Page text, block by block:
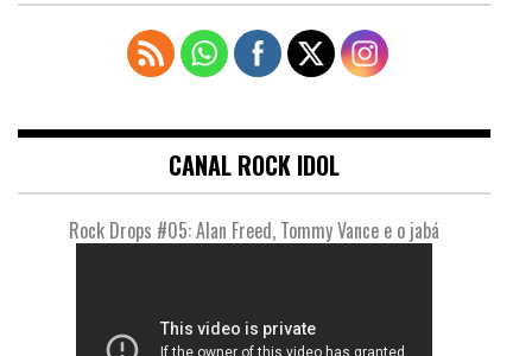
CANAL ROCK IDOL
Rock Drops #05: Alan Freed, Tommy Vance e o jabá